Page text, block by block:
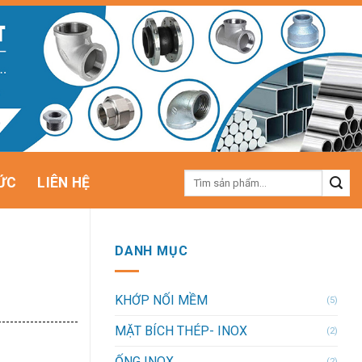
LIÊN HỆ
Tìm
DANH MỤC
KHỚP NỐI MỀM (5)
MẶT BÍCH THÉP- INOX (2)